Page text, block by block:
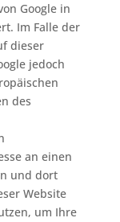
Google in
Im Falle der
dieser
jedoch
des
an einen
und dort
Website
um Ihre